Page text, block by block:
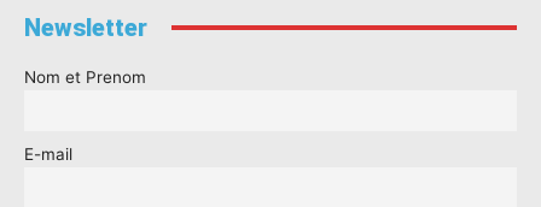
Newsletter
Nom et Prenom
E-mail